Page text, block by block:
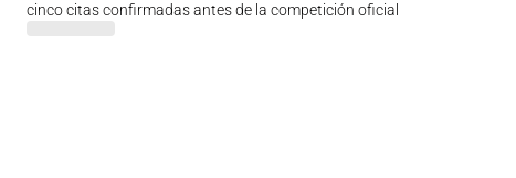
cinco citas confirmadas antes de la competición oficial